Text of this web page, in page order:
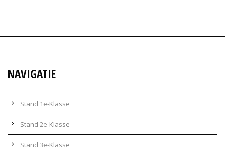
NAVIGATIE
Stand 1e-Klasse
Stand 2e-Klasse
Stand 3e-Klasse